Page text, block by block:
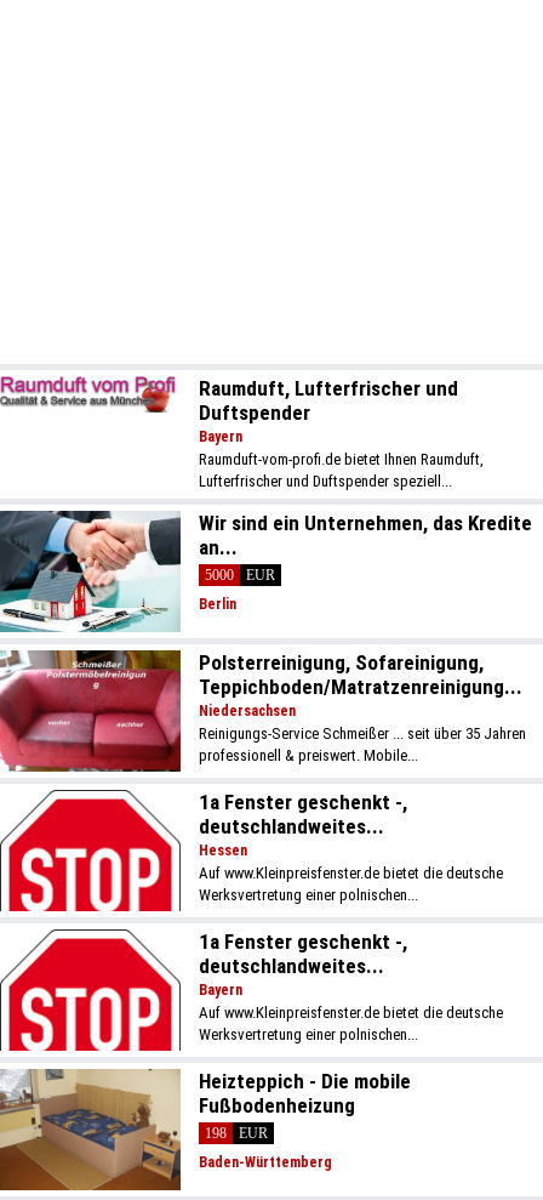
Raumduft, Lufterfrischer und
Duftspender
Bayern
Raumduft-vom-profi.de bietet Ihnen Raumduft,
Lufterfrischer und Duftspender speziell...
Wir sind ein Unternehmen, das Kredite
an...
5000
EUR
Berlin
Polsterreinigung, Sofareinigung,
Teppichboden/Matratzenreinigung...
Niedersachsen
Reinigungs-Service Schmeißer ... seit über 35 Jahren
professionell & preiswert. Mobile...
1a Fenster geschenkt -,
deutschlandweites...
Hessen
Auf www.Kleinpreisfenster.de bietet die deutsche
Werksvertretung einer polnischen...
1a Fenster geschenkt -,
deutschlandweites...
Bayern
Auf www.Kleinpreisfenster.de bietet die deutsche
Werksvertretung einer polnischen...
Heizteppich - Die mobile
Fußbodenheizung
198
EUR
Baden-Württemberg